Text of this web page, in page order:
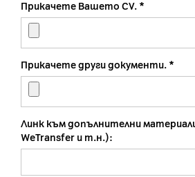
Прикачете Вашето CV.
Прикачете други документи.
Линк към допълнителни
WeTransfer и т.н.):